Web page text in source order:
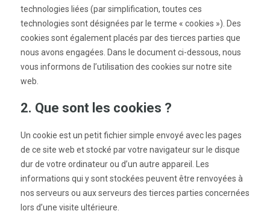
technologies liées (par simplification, toutes ces
technologies sont désignées par le terme « cookies »). Des
cookies sont également placés par des tierces parties que
nous avons engagées. Dans le document ci-dessous, nous
vous informons de l’utilisation des cookies sur notre site
web.
2. Que sont les cookies ?
Un cookie est un petit fichier simple envoyé avec les pages
de ce site web et stocké par votre navigateur sur le disque
dur de votre ordinateur ou d’un autre appareil. Les
informations qui y sont stockées peuvent être renvoyées à
nos serveurs ou aux serveurs des tierces parties concernées
lors d’une visite ultérieure.